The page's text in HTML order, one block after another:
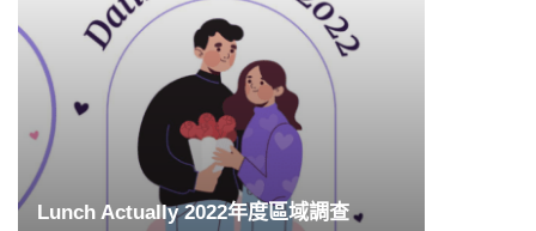
Lunch Actually 2022年度區域調查